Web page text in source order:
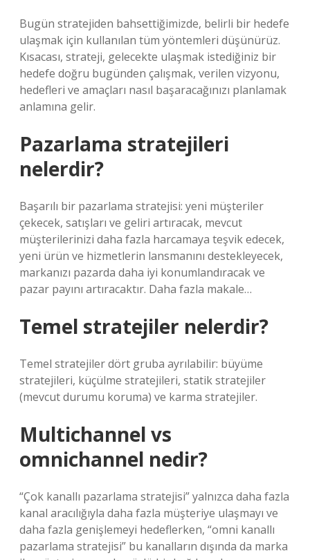
Bugün stratejiden bahsettiğimizde, belirli bir hedefe
ulaşmak için kullanılan tüm yöntemleri düşünürüz.
Kısacası, strateji, gelecekte ulaşmak istediğiniz bir
hedefe doğru bugünden çalışmak, verilen vizyonu,
hedefleri ve amaçları nasıl başaracağınızı planlamak
anlamına gelir.
Pazarlama stratejileri
nelerdir?
Başarılı bir pazarlama stratejisi: yeni müşteriler
çekecek, satışları ve geliri artıracak, mevcut
müşterilerinizi daha fazla harcamaya teşvik edecek,
yeni ürün ve hizmetlerin lansmanını destekleyecek,
markanızı pazarda daha iyi konumlandıracak ve
pazar payını artıracaktır. Daha fazla makale…
Temel stratejiler nelerdir?
Temel stratejiler dört gruba ayrılabilir: büyüme
stratejileri, küçülme stratejileri, statik stratejiler
(mevcut durumu koruma) ve karma stratejiler.
Multichannel vs
omnichannel nedir?
“Çok kanallı pazarlama stratejisi” yalnızca daha fazla
kanal aracılığıyla daha fazla müşteriye ulaşmayı ve
daha fazla genişlemeyi hedeflerken, “omni kanallı
pazarlama stratejisi” bu kanalların dışında da marka